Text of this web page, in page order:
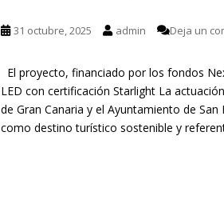
31 octubre, 2025 admin Deja un
El proyecto, financiado por los fondos
LED con certificación Starlight La
de Gran Canaria y el Ayuntamiento de
como destino turístico sostenible y